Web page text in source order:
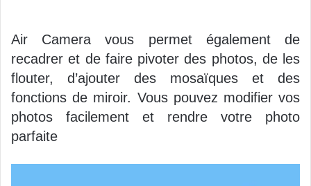
Air Camera vous permet également de
recadrer et de faire pivoter des photos, de les
flouter, d’ajouter des mosaïques et des
fonctions de miroir. Vous pouvez modifier vos
photos facilement et rendre votre photo
parfaite